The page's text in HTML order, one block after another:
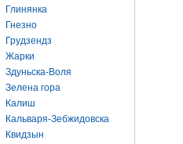
Глинянка
Гнезно
Грудзендз
Жарки
Здуньска-Воля
Зелена гора
Калиш
Кальваря-Зебжидовска
Квидзын